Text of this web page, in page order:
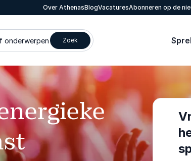
Over AthenasBlogVacaturesAbonneren op de
onderwerpen Zoek